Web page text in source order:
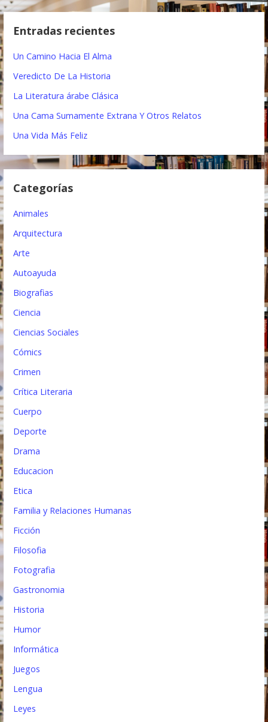
g
n
d
e
a
a
s
Entradas recientes
Un Camino Hacia El Alma
Veredicto De La Historia
La Literatura árabe Clásica
Una Cama Sumamente Extrana Y Otros Relatos
Una Vida Más Feliz
Categorías
Animales
Arquitectura
Arte
Autoayuda
Biografias
Ciencia
Ciencias Sociales
Cómics
Crimen
Crítica Literaria
Cuerpo
Deporte
Drama
Educacion
Etica
Familia y Relaciones Humanas
Ficción
Filosofia
Fotografia
Gastronomia
Historia
Humor
Informática
Juegos
Lengua
Leyes